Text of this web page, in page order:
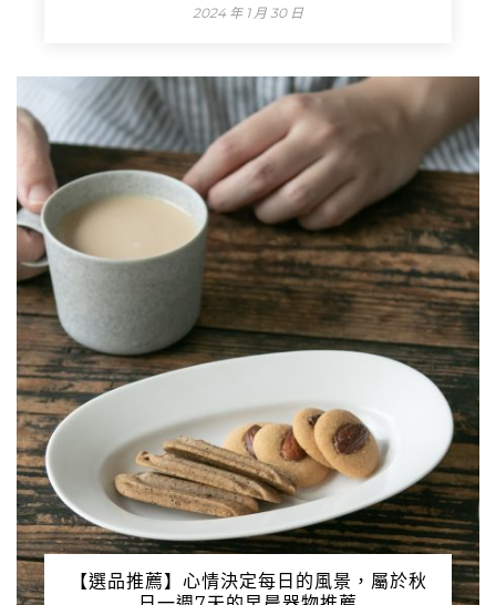
2024 年 1 月 30 日
【選品推薦】心情決定每日的風景，屬於秋